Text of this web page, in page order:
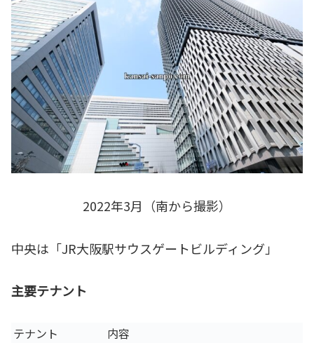
2022年3月（南から撮影）
中央は「JR大阪駅サウスゲートビルディング」
主要テナント
テナント
内容